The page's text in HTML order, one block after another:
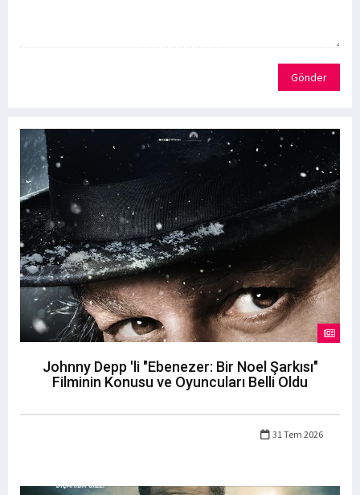
Gönder
Johnny Depp 'li "Ebenezer: Bir Noel Şarkısı"
Filminin Konusu ve Oyuncuları Belli Oldu
31 Tem 2026